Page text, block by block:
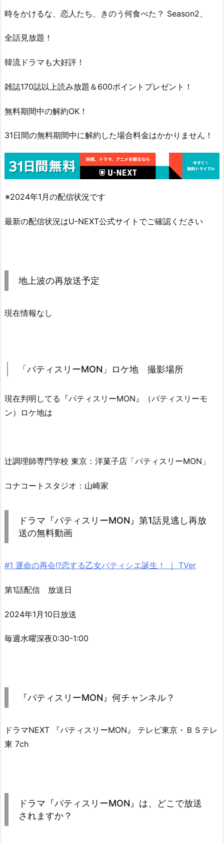
時をかけるな、恋人たち、きのう何食べた？ Season2、
全話見放題！
韓流ドラマも大好評！
雑誌170誌以上読み放題＆600ポイントプレゼント！
無料期間中の解約OK！
31日間の無料期間中に解約した場合料金はかかりません！
※2024年1月の配信状況です
最新の配信状況はU-NEXT公式サイトでご確認ください
地上波の再放送予定
現在情報なし
「パティスリーMON」ロケ地 撮影場所
現在判明してる『パティスリーMON』（パティスリーモ
ン）ロケ地は
辻調理師専門学校 東京：洋菓子店「パティスリーMON」
コナコートスタジオ：山崎家
ドラマ『パティスリーMON』第1話見逃し再放
送の無料動画
#1 運命の再会!?恋する乙女パティシエ誕生！ ｜ TVer
第1話配信 放送日
2024年1月10日放送
毎週水曜深夜0:30-1:00
『パティスリーMON』何チャンネル？
ドラマNEXT 『パティスリーMON』 テレビ東京・ＢＳテレ
東 7ch
ドラマ『パティスリーMON』は、どこで放送
されますか？